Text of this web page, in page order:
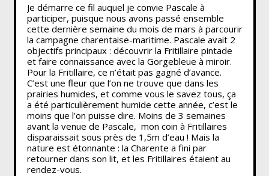
Je démarre ce fil auquel je convie Pascale à
participer, puisque nous avons passé ensemble
cette dernière semaine du mois de mars à parcourir
la campagne charentaise-maritime. Pascale avait 2
objectifs principaux : découvrir la Fritillaire pintade
et faire connaissance avec la Gorgebleue à miroir.
Pour la Fritillaire, ce n’était pas gagné d’avance.
C’est une fleur que l’on ne trouve que dans les
prairies humides, et comme vous le savez tous, ça
a été particulièrement humide cette année, c’est le
moins que l’on puisse dire. Moins de 3 semaines
avant la venue de Pascale, mon coin à Fritillaires
disparaissait sous près de 1,5m d’eau ! Mais la
nature est étonnante : la Charente a fini par
retourner dans son lit, et les Fritillaires étaient au
rendez-vous.